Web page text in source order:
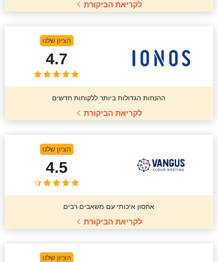
לקריאת הביקורת
הציון שלנו
4.7
ההנחות הגדולות ביותר ללקוחות חדשים
לקריאת הביקורת
הציון שלנו
4.5
אחסון איכותי עם משאבים רבים
לקריאת הביקורת
הציון שלנו